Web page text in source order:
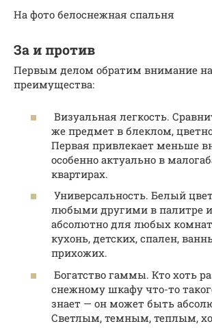
На фото белоснежная спальня
За и против
Первым делом обратим внимание на
преимущества:
Визуальная легкость.
же предмет в блеклом,
Первая привлекает меньше
особенно актуально в
квартирах.
Универсальность. Белый
любыми другими в палитре и
абсолютно для любых
кухонь, детских, спален,
прихожих.
Богатство гаммы. Кто хоть
снежному шкафу что-то
знает — он может быть
Светлым, темным, теплым,